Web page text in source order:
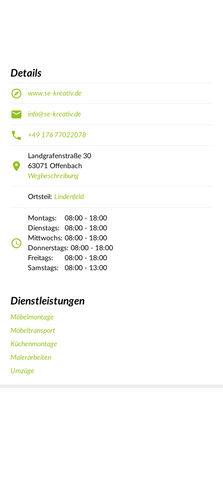
Details
www.se-kreativ.de
info@se-kreativ.de
+49 176 77022078
Landgrafenstraße 30
63071 Offenbach
Wegbeschreibung
Ortsteil: Lindenfeld
Montags:
08:00 - 18:00
Dienstags:
08:00 - 18:00
Mittwochs: 08:00 - 18:00
Donnerstags: 08:00 - 18:00
Freitags:
08:00 - 18:00
Samstags:
08:00 - 13:00
Dienstleistungen
Möbelmontage
Möbeltransport
Küchenmontage
Malerarbeiten
Umzüge